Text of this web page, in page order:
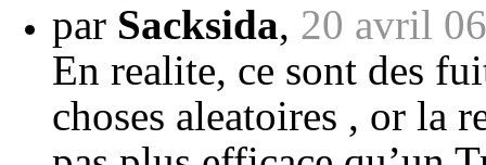
par Sacksida, 20 avril
En realite, ce sont des
choses aleatoires , or la